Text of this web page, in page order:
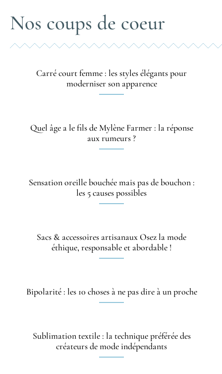
Nos coups de coeur
Carré court femme : les styles élégants pour
moderniser son apparence
Quel âge a le fils de Mylène Farmer : la réponse
aux rumeurs ?
Sensation oreille bouchée mais pas de bouchon :
les 5 causes possibles
Sacs & accessoires artisanaux Osez la mode
éthique, responsable et abordable !
Bipolarité : les 10 choses à ne pas dire à un proche
Sublimation textile : la technique préférée des
créateurs de mode indépendants